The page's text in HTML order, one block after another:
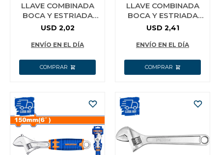
LLAVE COMBINADA
BOCA Y ESTRIADA
8MM CR-V INGCO
USD 2,02
ENVÍO EN EL DÍA
LLAVE COMBINADA
BOCA Y ESTRIADA
CR-V 10 MM INGCO
USD 2,41
ENVÍO EN EL DÍA